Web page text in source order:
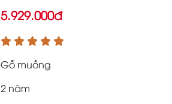
5.929.000đ
Gỗ muồng
2 năm